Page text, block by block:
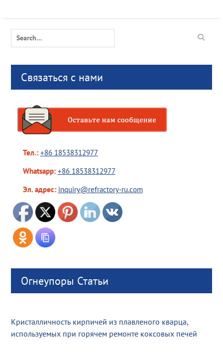
Search
Связаться с нами
Тел.: +86 18538312977
Whatsapp: +86 18538312977
Эл. адрес: inquiry@refractory-ru.com
Огнеупоры Статьи
Кристалличность кирпичей из плавленого кварца,
используемых при горячем ремонте коксовых печей